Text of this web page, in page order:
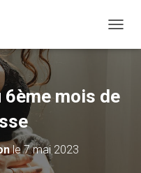
mois de
le7 mai 2023